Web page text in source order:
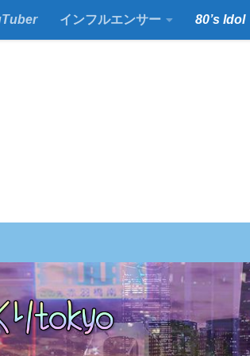
インフルエンサー 80’s Idol